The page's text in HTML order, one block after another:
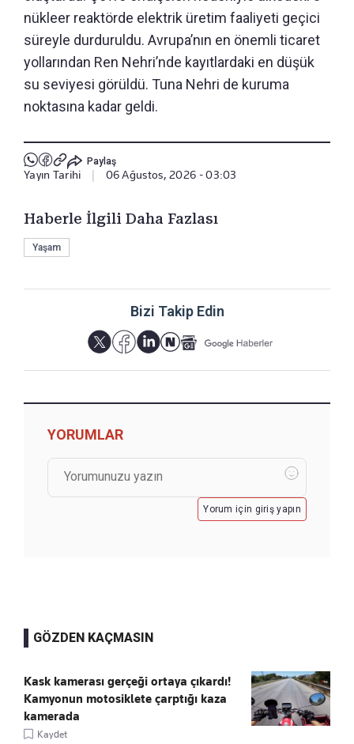
nükleer reaktörde elektrik üretim faaliyeti geçici
süreyle durduruldu. Avrupa’nın en önemli ticaret
yollarından Ren Nehri’nde kayıtlardaki en düşük
su seviyesi görüldü. Tuna Nehri de kuruma
noktasına kadar geldi.
Paylaş
Yayın Tarihi 06 Ağustos, 2026 - 03:03
Haberle İlgili Daha Fazlası
Yaşam
Bizi Takip Edin
YORUMLAR
Yorum için giriş yapın
GÖZDEN KAÇMASIN
Kask kamerası gerçeği ortaya çıkardı!
Kamyonun motosiklete çarptığı kaza
kamerada
Kaydet